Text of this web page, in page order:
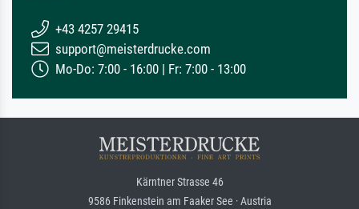
+43 4257 29415
support@meisterdrucke.com
Mo-Do: 7:00 - 16:00 | Fr: 7:00 - 13:00
Kärntner Strasse 46
9586 Finkenstein am Faaker See · Austria